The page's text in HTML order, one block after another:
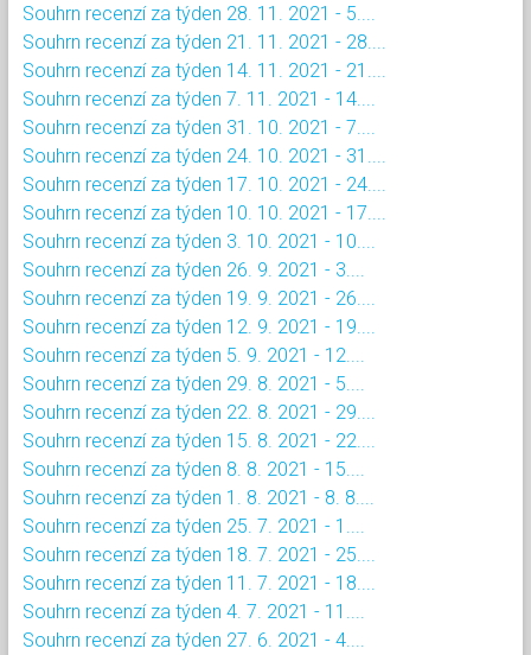
Souhrn recenzí za týden 28. 11. 2021 - 5....
Souhrn recenzí za týden 21. 11. 2021 - 28....
Souhrn recenzí za týden 14. 11. 2021 - 21....
Souhrn recenzí za týden 7. 11. 2021 - 14....
Souhrn recenzí za týden 31. 10. 2021 - 7....
Souhrn recenzí za týden 24. 10. 2021 - 31....
Souhrn recenzí za týden 17. 10. 2021 - 24....
Souhrn recenzí za týden 10. 10. 2021 - 17....
Souhrn recenzí za týden 3. 10. 2021 - 10....
Souhrn recenzí za týden 26. 9. 2021 - 3....
Souhrn recenzí za týden 19. 9. 2021 - 26....
Souhrn recenzí za týden 12. 9. 2021 - 19....
Souhrn recenzí za týden 5. 9. 2021 - 12....
Souhrn recenzí za týden 29. 8. 2021 - 5....
Souhrn recenzí za týden 22. 8. 2021 - 29....
Souhrn recenzí za týden 15. 8. 2021 - 22....
Souhrn recenzí za týden 8. 8. 2021 - 15....
Souhrn recenzí za týden 1. 8. 2021 - 8. 8....
Souhrn recenzí za týden 25. 7. 2021 - 1....
Souhrn recenzí za týden 18. 7. 2021 - 25....
Souhrn recenzí za týden 11. 7. 2021 - 18....
Souhrn recenzí za týden 4. 7. 2021 - 11....
Souhrn recenzí za týden 27. 6. 2021 - 4....